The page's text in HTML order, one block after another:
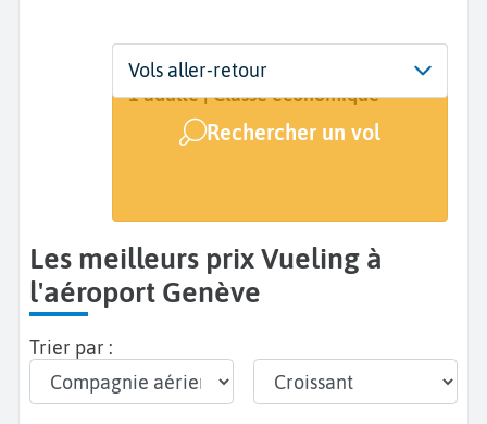
Départ
Genève (GVA)
Dates
Dates de votre voyage
Voyageurs | Classe
1 adulte | Classe économique
Rechercher un vol
Vols aller-retour
Les meilleurs prix Vueling à
l'aéroport Genève
Trier par :